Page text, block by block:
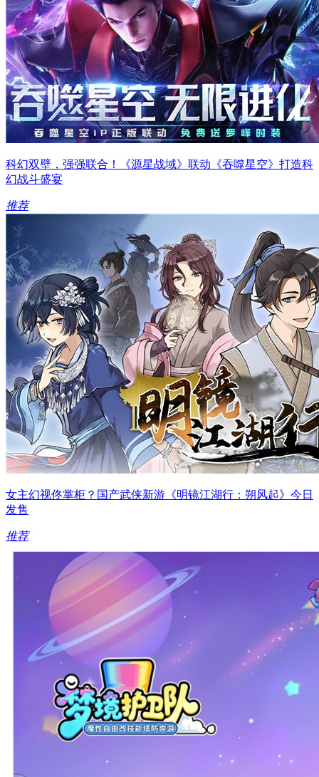
科幻双壁，强强联合！《源星战域》联动《吞噬星空》打造科
幻战斗盛宴
推荐
女主幻视佟掌柜？国产武侠新游《明镜江湖行：朔风起》今日
发售
推荐